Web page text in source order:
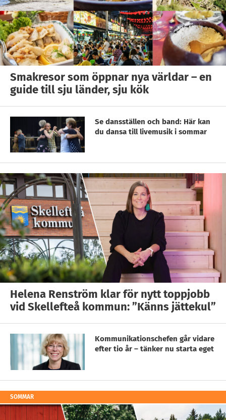
Smakresor som öppnar nya världar – en
guide till sju länder, sju kök
Se dansställen och band: Här kan
du dansa till livemusik i sommar
Helena Renström klar för nytt toppjobb
vid Skellefteå kommun: ”Känns jättekul”
Kommunikationschefen går vidare
efter tio år – tänker nu starta eget
SOMMAR